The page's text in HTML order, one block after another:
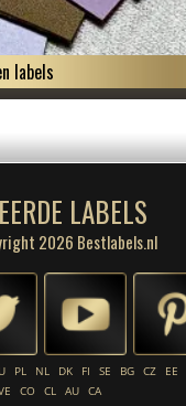
labels
LABELS
2026 Bestlabels.nl
PL NL DK FI SE BG CZ
EE
CO CL AU CA